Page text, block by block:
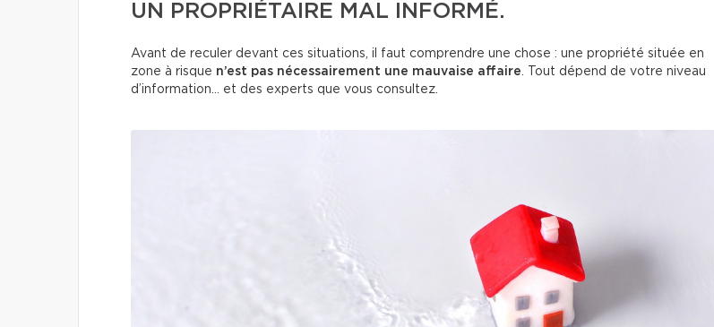
UN PROPRIÉTAIRE MAL INFORMÉ.
Avant de reculer devant ces situations, il faut comprendre une chose : une propriété située en
zone à risque n’est pas nécessairement une mauvaise affaire. Tout dépend de votre niveau
d’information… et des experts que vous consultez.